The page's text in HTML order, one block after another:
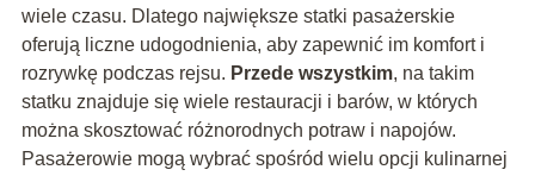
wiele czasu. Dlatego największe statki pasażerskie
oferują liczne udogodnienia, aby zapewnić im komfort i
rozrywkę podczas rejsu. Przede wszystkim, na takim
statku znajduje się wiele restauracji i barów, w których
można skosztować różnorodnych potraw i napojów.
Pasażerowie mogą wybrać spośród wielu opcji kulinarnej